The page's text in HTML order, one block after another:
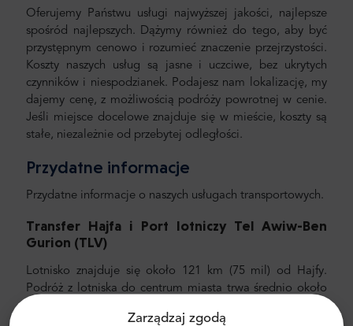
Zarządzaj zgodą
Oferujemy Państwu usługi najwyższej jakości, najlepsze
spośród najlepszych. Dążymy również do tego, aby być
przystępnym cenowo i rozumieć znaczenie przejrzystości.
Koszty naszych usług są jasne i uczciwe, bez ukrytych
czynników i niespodzianek. Podajesz nam lokalizację, my
dajemy cenę, z możliwością podróży powrotnej w cenie.
Jeśli miejsce docelowe znajduje się w mieście, koszty są
stałe, niezależnie od przebytej odległości.
Przydatne informacje
Przydatne informacje o naszych usługach transportowych.
Transfer Hajfa i Port lotniczy Tel Awiw-Ben
Gurion (TLV)
Lotnisko znajduje się około 121 km (75 mil) od Hajfy.
Podróż z lotniska do centrum miasta trwa średnio około
prywatnego transferu z MrShuttle. Zalecamy wybór